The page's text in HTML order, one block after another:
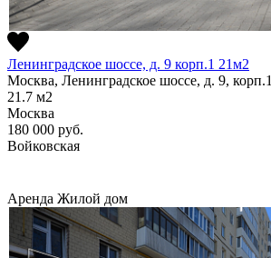
Ленинградское шоссе, д. 9 корп.1 21м2
Москва, Ленинградское шоссе, д. 9, корп.1
21.7 м2
Москва
180 000 руб.
Войковская
Аренда Жилой дом